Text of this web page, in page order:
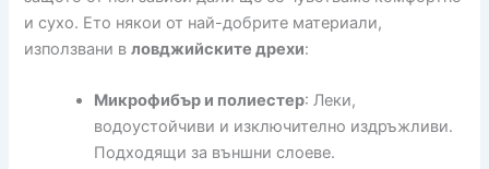
и сухо. Ето някои от най-добрите материали,
използвани вловджийските дрехи:
Микрофибър и полиестер: Леки,
водоустойчиви и изключително издръжливи.
Подходящи за външни слоеве.